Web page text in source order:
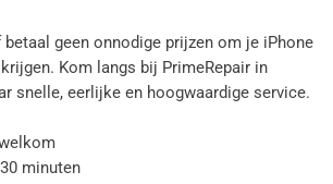
geen onnodige prijzen om je iPhone
Kom langs bij PrimeRepair in
snelle, eerlijke en hoogwaardige service.
minuten